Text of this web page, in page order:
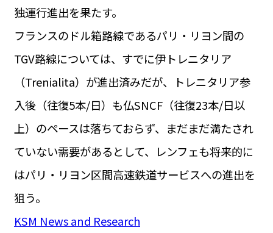
独運行進出を果たす。
フランスのドル箱路線であるパリ・リヨン間の
TGV路線については、すでに伊トレニタリア
（Trenialita）が進出済みだが、トレニタリア参
入後（往復5本/日）も仏SNCF（往復23本/日以
上）のペースは落ちておらず、まだまだ満たされ
ていない需要があるとして、レンフェも将来的に
はパリ・リヨン区間高速鉄道サービスへの進出を
狙う。
KSM News and Research